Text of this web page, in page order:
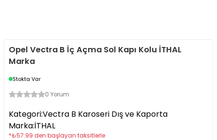
Opel Vectra B İç Açma Sol Kapı Kolu İTHAL
Marka
Stokta Var
0 Yorum
Kategori:Vectra B Karoseri Dış ve Kaporta
Marka:İTHAL
*₺57.99 den başlayan taksitlerle